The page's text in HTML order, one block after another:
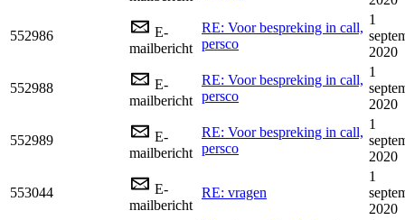
552986
E-
mailbericht
RE: Voor bespreking in call,
persco
1
2020
552988
E-
mailbericht
RE: Voor bespreking in call,
persco
1
2020
552989
E-
mailbericht
RE: Voor bespreking in call,
persco
1
2020
553044
E-
mailbericht
RE: vragen
1
2020